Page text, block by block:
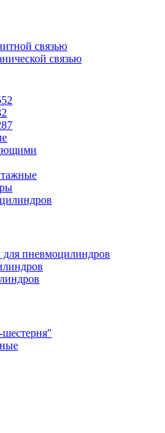
связью
связью
пневмоцилиндров